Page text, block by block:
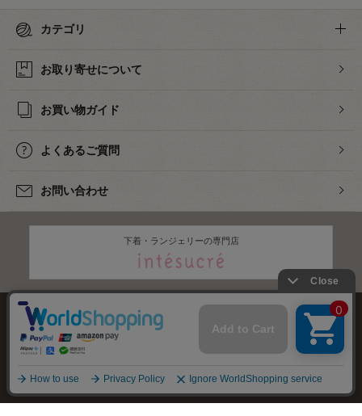
カテゴリ
お取り寄せについて
お買い物ガイド
よくあるご質問
お問い合わせ
下着・ランジェリーの専門店
株式会社オカダヤ
特定商取引法に基づく表記 プライバシーポリシー サイトマップ
2012-2026OKADAYA CO.,LTD.